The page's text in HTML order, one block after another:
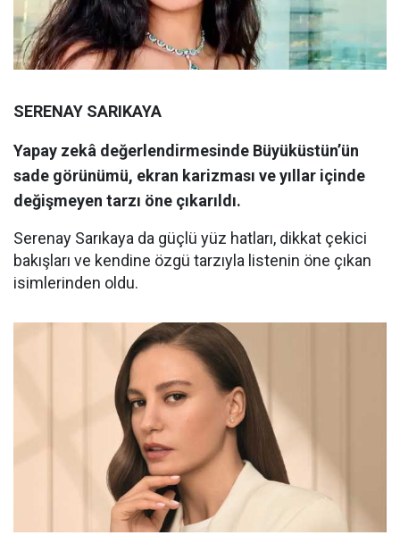
SERENAY SARIKAYA
Yapay zekâ değerlendirmesinde Büyüküstün’ün
sade görünümü, ekran karizması ve yıllar içinde
değişmeyen tarzı öne çıkarıldı.
Serenay Sarıkaya da güçlü yüz hatları, dikkat çekici
bakışları ve kendine özgü tarzıyla listenin öne çıkan
isimlerinden oldu.